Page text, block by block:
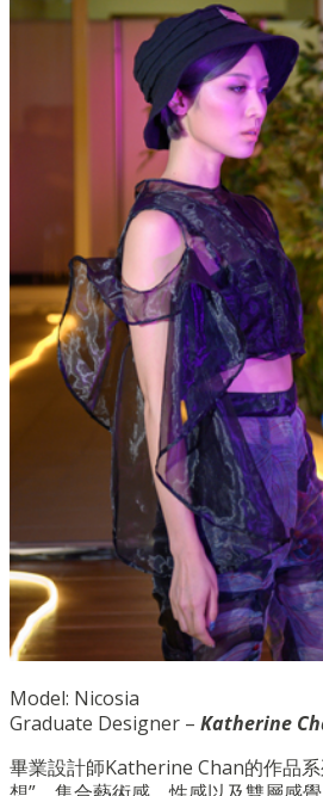
Model: Nicosia
Graduate Designer – Katherine
畢業設計師Katherine Chan的作品